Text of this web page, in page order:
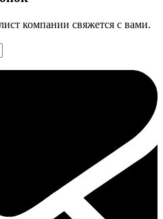
компании свяжется с вами.